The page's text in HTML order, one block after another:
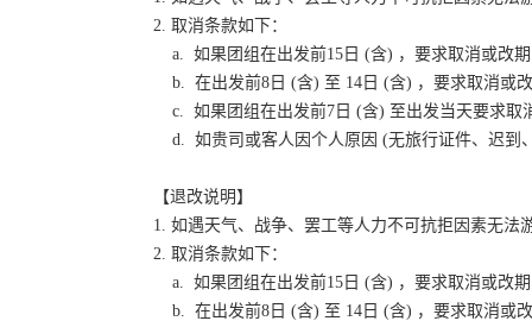
2. 取消条款如下：
a. 如果团组在出发前15日 (含) ，要求取消或改
b. 在出发前8日 (含) 至 14日 (含) ，要求取消或
c. 如果团组在出发前7日 (含) 至出发当天要求取
d. 如贵司或客人因个人原因 (无旅行证件、迟到
【退改说明】
1. 如遇天气、战争、罢工等人力不可抗拒因素无
2. 取消条款如下：
a. 如果团组在出发前15日 (含) ，要求取消或改
b. 在出发前8日 (含) 至 14日 (含) ，要求取消或